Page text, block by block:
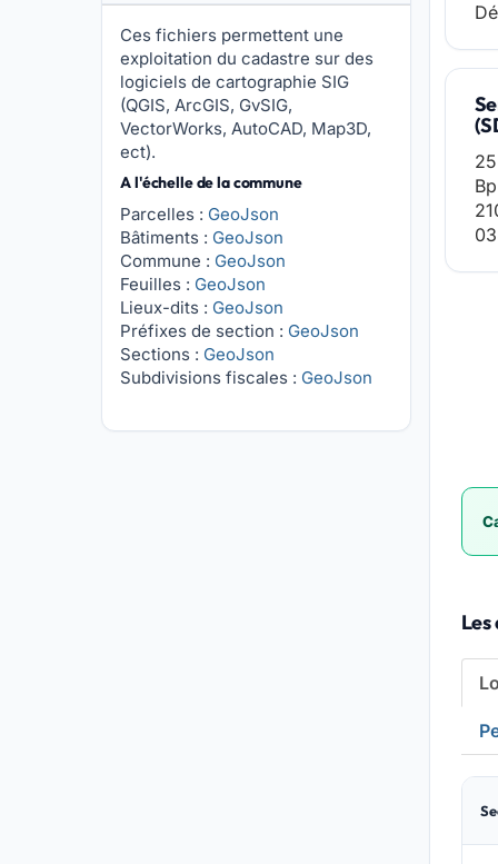
Ces fichiers permettent une
exploitation du cadastre sur des
logiciels de cartographie SIG
(QGIS, ArcGIS, GvSIG,
VectorWorks, AutoCAD, Map3D,
ect).
A l'échelle de la commune
Parcelles : GeoJson
Bâtiments : GeoJson
Commune : GeoJson
Feuilles : GeoJson
Lieux-dits : GeoJson
Préfixes de section : GeoJson
Sections : GeoJson
Subdivisions fiscales : GeoJson